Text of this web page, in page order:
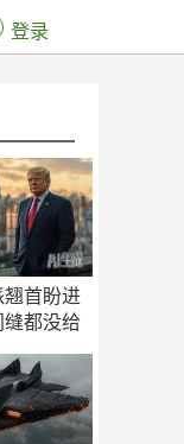
翘首盼进
都没给
登录